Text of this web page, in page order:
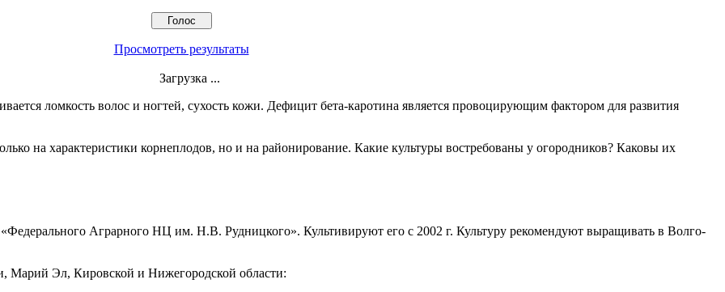
Просмотреть результаты
Загрузка ...
ломкость волос и ногтей, сухость кожи. Дефицит бета-каротина является провоцирующим фактором для развития
на характеристики корнеплодов, но и на районирование. Какие культуры востребованы у огородников? Каковы их
Аграрного НЦ им. Н.В. Рудницкого». Культивируют его с 2002 г. Культуру рекомендуют выращивать в Волго-
Марий Эл, Кировской и Нижегородской области: